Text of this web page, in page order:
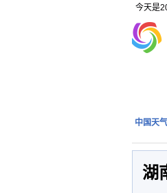
今天是
中国天
湖